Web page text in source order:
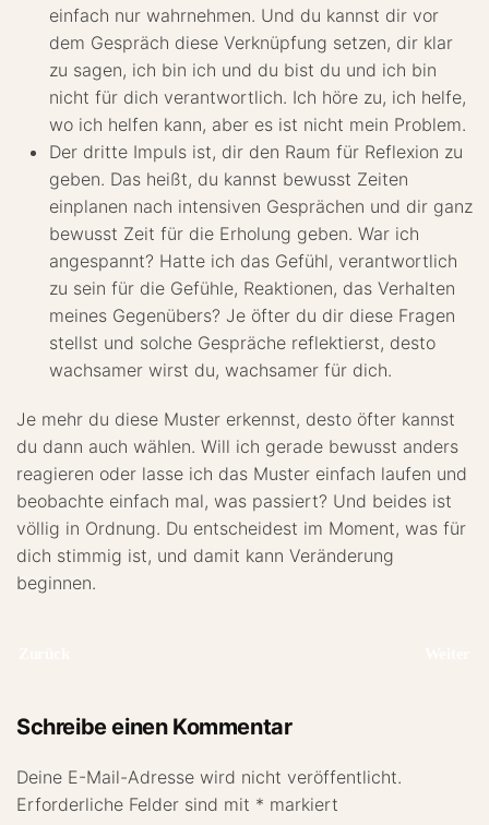
einfach nur wahrnehmen. Und du kannst dir vor
dem Gespräch diese Verknüpfung setzen, dir klar
zu sagen, ich bin ich und du bist du und ich bin
nicht für dich verantwortlich. Ich höre zu, ich helfe,
wo ich helfen kann, aber es ist nicht mein Problem.
Der dritte Impuls ist, dir den Raum für Reflexion zu
geben. Das heißt, du kannst bewusst Zeiten
einplanen nach intensiven Gesprächen und dir ganz
bewusst Zeit für die Erholung geben. War ich
angespannt? Hatte ich das Gefühl, verantwortlich
zu sein für die Gefühle, Reaktionen, das Verhalten
meines Gegenübers? Je öfter du dir diese Fragen
stellst und solche Gespräche reflektierst, desto
wachsamer wirst du, wachsamer für dich.
Je mehr du diese Muster erkennst, desto öfter kannst
du dann auch wählen. Will ich gerade bewusst anders
reagieren oder lasse ich das Muster einfach laufen und
beobachte einfach mal, was passiert? Und beides ist
völlig in Ordnung. Du entscheidest im Moment, was für
dich stimmig ist, und damit kann Veränderung
beginnen.
Schreibe einen Kommentar
Deine E-Mail-Adresse wird nicht veröffentlicht.
Erforderliche Felder sind mit * markiert